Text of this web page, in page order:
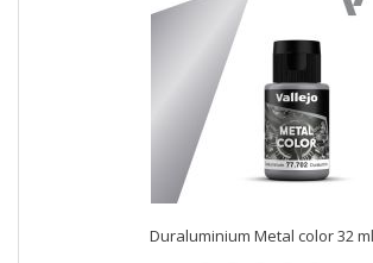
Duraluminium Metal color 32